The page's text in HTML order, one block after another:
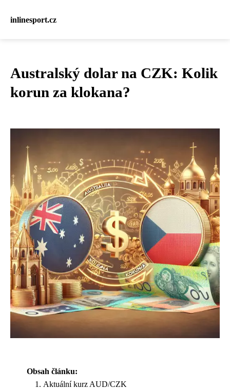
inlinesport.cz
Australský dolar na CZK: Kolik
korun za klokana?
Obsah článku:
Aktuální kurz AUD/CZK